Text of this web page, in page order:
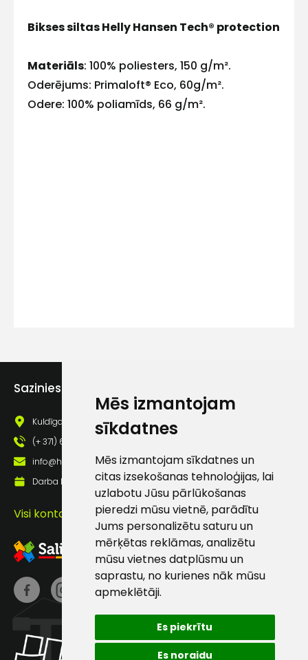
Mēs izmantojam
sīkdatnes
Mēs izmantojam sīkdatnes un
citas izsekošanas tehnoloģijas, lai
uzlabotu Jūsu pārlūkošanas
pieredzi mūsu vietnē, parādītu
Jums personalizētu saturu un
mērķētas reklāmas, analizētu
mūsu vietnes datplūsmu un
saprastu, no kurienes nāk mūsu
apmeklētāji.
Es piekrītu
Es noraidu
Bikses siltas Helly Hansen Tech® protection
Materiāls: 100% poliesters, 150 g/m².
Oderējums: Primaloft® Eco, 60g/m².
Odere: 100% poliamīds, 66 g/m².
Sazinies ar mums
Kuldīgas iela 69a, Saldus, Saldus nov., LV - 3801
(+ 371) 63 881 186
info@hards.lv
Darba laiks: Darbadienās: 8:00 - 17:00
Visi kontakti
Sūtīt ziņojumu
Klientu
atbalsts
Darbdienās:
8:00 – 17:00
info@hards.lv